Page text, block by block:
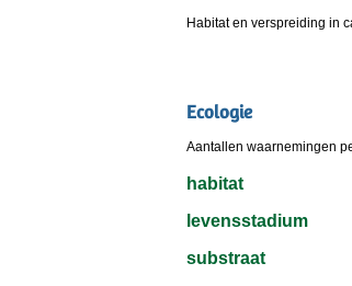
Habitat en verspreiding in
Ecologie
Aantallen waarnemingen
habitat
levensstadium
substraat